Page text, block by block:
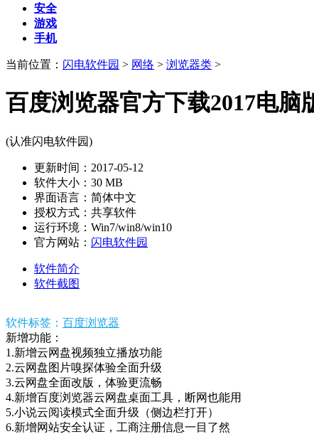
安全
游戏
手机
当前位置： 闪电软件园 > 网络 > 浏览器类 >
百度浏览器官方下载2017电脑
(认准闪电软件园)
更新时间：2017-05-12
软件大小：30 MB
界面语言：简体中文
授权方式：共享软件
运行环境：Win7/win8/win10
官方网站： 闪电软件园
软件简介
软件截图
软件标签： 百度浏览器
新增功能：
1.新增云网盘视频独立播放功能
2.云网盘图片嗅探体验全面升级
3.云网盘全面改版，体验更流畅
4.新增百度浏览器云网盘桌面工具，断网也能用
5.小说云阅读模式全面升级（侧边栏打开）
6.新增网站安全认证，工商注册信息一目了然